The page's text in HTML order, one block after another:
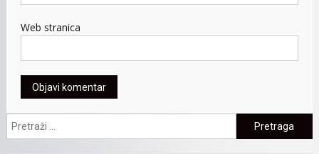
Web stranica
Pretraga: